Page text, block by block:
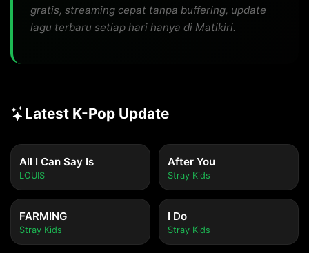
gratis, streaming cepat tanpa buffering, update
lagu terbaru setiap hari hanya di Matikiri.
Latest K-Pop Update
All I Can Say Is
LOUIS
After You
Stray Kids
FARMING
Stray Kids
I Do
Stray Kids